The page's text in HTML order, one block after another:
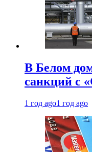
В Белом
санкций с
1 год ago1 год ago